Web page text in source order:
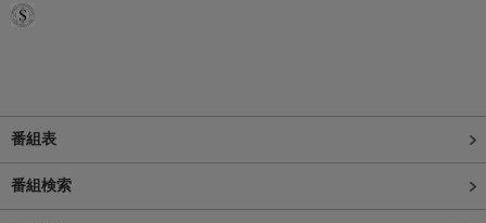
番組表
番組検索